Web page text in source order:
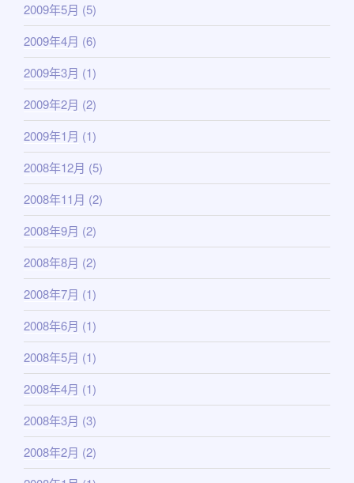
2009年5月 (5)
2009年4月 (6)
2009年3月 (1)
2009年2月 (2)
2009年1月 (1)
2008年12月 (5)
2008年11月 (2)
2008年9月 (2)
2008年8月 (2)
2008年7月 (1)
2008年6月 (1)
2008年5月 (1)
2008年4月 (1)
2008年3月 (3)
2008年2月 (2)